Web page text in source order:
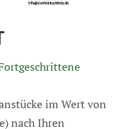
im Wert von
nach Ihren